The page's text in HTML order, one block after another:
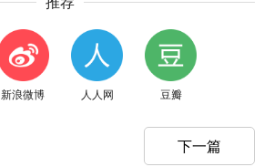
新浪微博 人人网 豆瓣
下一篇